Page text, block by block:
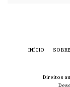
Direitos
INÍCIO SOBRE